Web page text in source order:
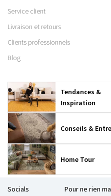
Service client
Livraison et retours
Clients professionnels
Blog
Tendances &
Inspiration
Conseils &
Home Tour
Socials Pour ne rien